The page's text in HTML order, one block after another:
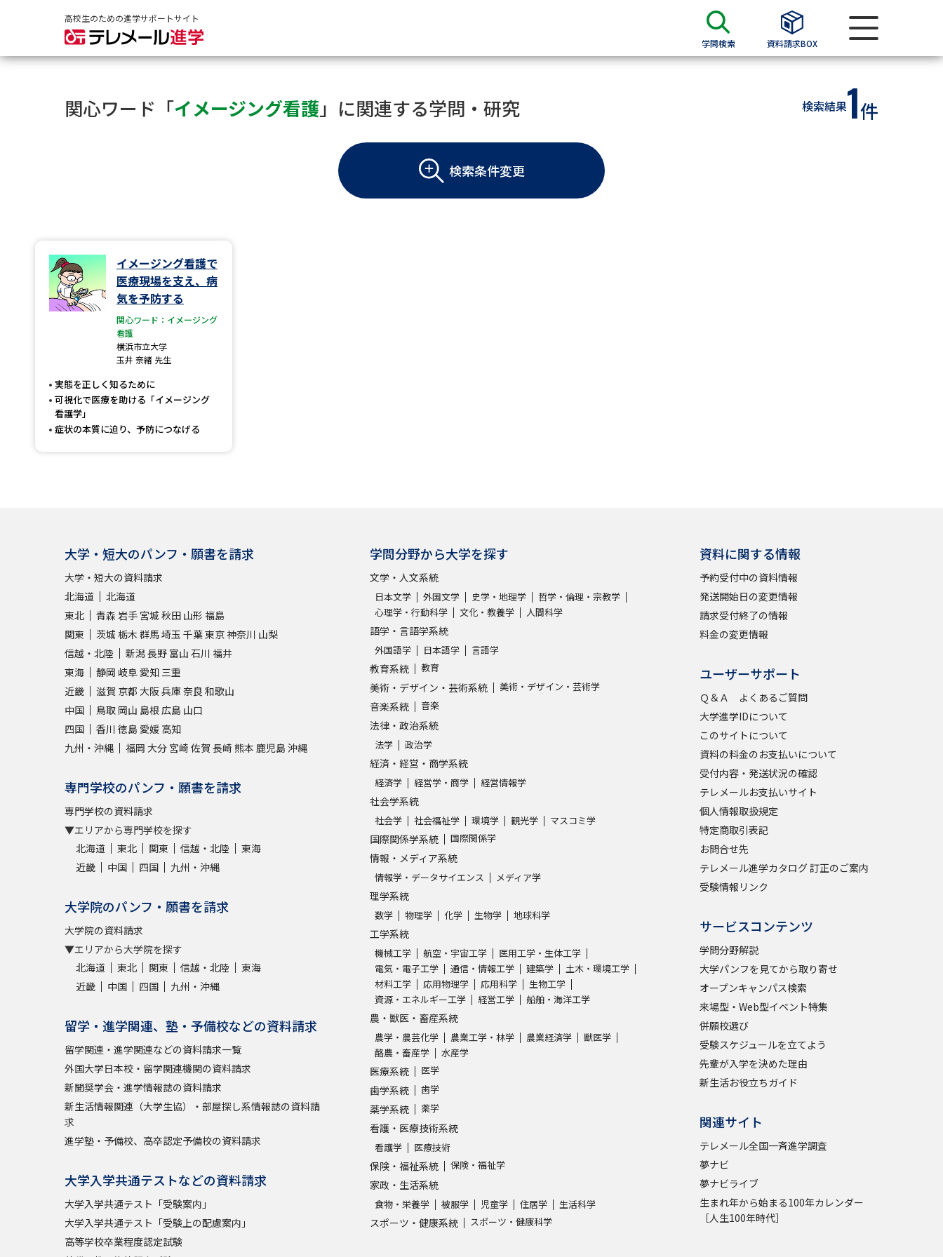
高校生のための進学サポートサイト
学問検索 資料請求BOX
大学・短大の資料種類から請求
大学パンフ
学部・学科パンフ
総合型選抜・学校推薦型選抜 募集要項＆願書
進路の３択
新学年スタート号特集ページ（高3生用）
新学年スタート号特集ページ（高2生用）
SELFBRAND特集ページ
オープンキャンパスなどを調べる
資料検索
志望校・出願校を調べる
先輩が入学を決めた理由
テレメール全国一斉進学調査
学問発見 学問検索
大学で学びたい学問発見
学問のミニ講義「夢ナビ講義」 学問の教科書 夢ナビライブ
ユーザーサポート
Ｑ＆Ａ よくあるご質問
このサイトについて
資料の料金の お支払いについて 受付内容・発送状況の確認 テレメール お支払いサイト
個人情報取扱規定
特定商取引表記 テレメール進学カタログ
関心ワード「イメージング看護」に関連する学問・研究 検索結果1件
検索条件変更
イメージング看護で
医療現場を支え、病
気を予防する
関心ワード：イメージング
看護
横浜市立大学
玉井 奈緒 先生
実態を正しく知るために
可視化で医療を助ける「イメージング
看護学」
症状の本質に迫り、予防につなげる
大学・短大のパンフ・願書を請求
大学・短大の資料請求
北海道
北海道
東北
青森 岩手 宮城 秋田 山形 福島
関東
茨城 栃木 群馬埼玉 千葉東京神奈川 山梨
信越・北陸
新潟長野 富山 石川 福井
東海
静岡 岐阜 愛知 三重
近畿
滋賀 京都 大阪兵庫奈良 和歌山
中国
鳥取 岡山 島根 広島 山口
四国
香川 徳島 愛媛 高知
九州・沖縄
福岡 大分 宮崎 佐賀 長崎 熊本 鹿児島沖縄
専門学校のパンフ・願書を請求
専門学校の資料請求
▼エリアから専門学校を探す
北海道
東北 関東 信越・北陸
東海
近畿
中国 四国 九州・沖縄
大学院のパンフ・願書を請求
大学院の資料請求
▼エリアから大学院を探す
北海道
東北 関東 信越・北陸
東海
近畿
中国 四国 九州・沖縄
留学・進学関連、塾・予備校などの資料請求
留学関連・進学関連などの資料請求一覧
外国大学日本校・留学関連機関の資料請求
新聞奨学会・進学情報誌の資料請求
新生活情報関連（大学生協）・部屋探し系情報誌の資料請
求
進学塾・予備校、高卒認定予備校の資料請求
大学入学共通テストなどの資料請求
大学入学共通テスト「受験案内」
大学入学共通テスト「受験上の配慮案内」
高等学校卒業程度認定試験
学問分野から大学を探す
文学・人文系統
日本文学 外国文学 史学・地理学
哲学・倫理・宗教学
心理学・行動科学
文化・教養学 人間科学
語学・言語学系統
外国語学 日本語学 言語学
教育系統 教育
美術・デザイン・芸術系統 美術・デザイン・芸術学
音楽系統 音楽
法律・政治系統
法学 政治学
経済・経営・商学系統
経済学 経営学・商学 経営情報学
社会学系統
社会学 社会福祉学 環境学 観光学 マスコミ学
国際関係学系統 国際関係学
情報・メディア系統
情報学・データサイエンス メディア学
理学系統
数学 物理学 化学 生物学 地球科学
工学系統
機械工学 航空・宇宙工学
医用工学・生体工学
電気・電子工学
通信・情報工学 建築学
土木・環境工学
材料工学
応用物理学 応用科学
生物工学
資源・エネルギー工学
経営工学 船舶・海洋工学
農・獣医・畜産系統
農学・農芸化学 農業工学・林学 農業経済学
獣医学
酪農・畜産学
水産学
医療系統 医学
歯学系統 歯学
薬学系統 薬学
看護・医療技術系統
看護学 医療技術
保険・福祉系統 保険・福祉学
家政・生活系統
食物・栄養学 被服学 児童学 住居学 生活科学
スポーツ・健康系統 スポーツ・健康科学
資料に関する情報
予約受付中の資料情報
発送開始日の変更情報
請求受付終了の情報
料金の変更情報
ユーザーサポート
Ｑ＆Ａ よくあるご質問
大学進学IDについて
このサイトについて
資料の料金のお支払いについて
受付内容・発送状況の確認
テレメールお支払いサイト
個人情報取扱規定
特定商取引表記
お問合せ先
テレメール進学カタログ 訂正のご案内
受験情報リンク
サービスコンテンツ
学問分野解説
大学パンフを見てから取り寄せ
オープンキャンパス検索
来場型・Web型イベント特集
併願校選び
受験スケジュールを立てよう
先輩が入学を決めた理由
新生活お役立ちガイド
関連サイト
テレメール全国一斉進学調査
夢ナビ
夢ナビライブ
生まれ年から始まる100年カレンダー
［人生100年時代］